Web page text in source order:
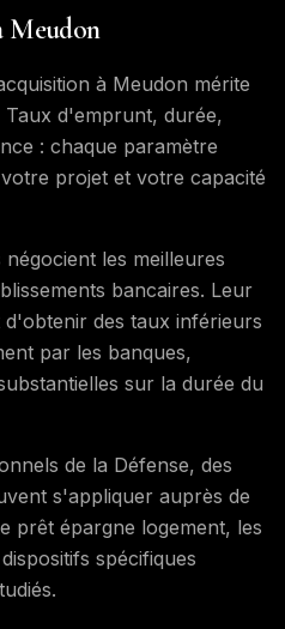
Meudon
à Meudon mérite
d'emprunt, durée,
: chaque paramètre
projet et votre capacité
les meilleures
bancaires. Leur
des taux inférieurs
par les banques,
sur la durée du
de la Défense, des
s'appliquer auprès de
prêt épargne logement, les
spécifiques